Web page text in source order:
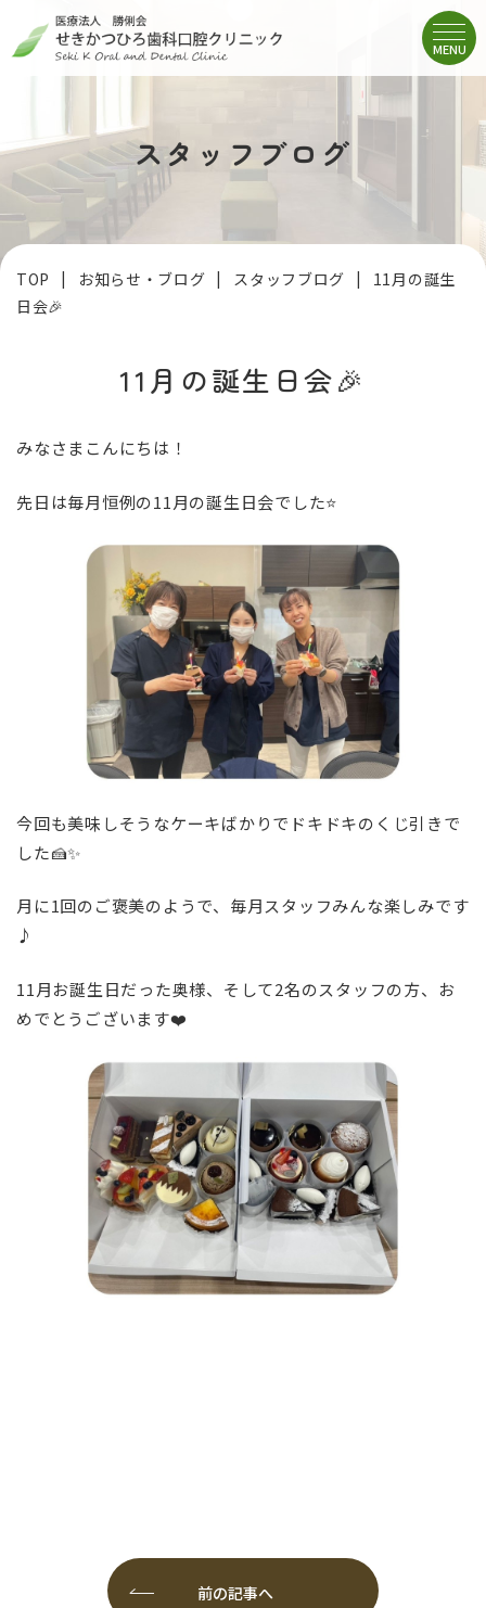
MENU
スタッフブログ
TOP お知らせ・ブログ スタッフブログ
11月の誕生
日会🎉
11月の誕生日会🎉
みなさまこんにちは！
先日は毎月恒例の11月の誕生日会でした⭐️
今回も美味しそうなケーキばかりでドキドキのくじ引きで
した🍰✨
月に1回のご褒美のようで、毎月スタッフみんな楽しみです
♪
11月お誕生日だった奥様、そして2名のスタッフの方、お
めでとうございます❤️
前の記事へ